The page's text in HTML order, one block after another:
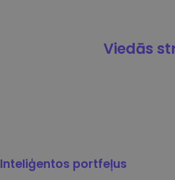
Viedās
Inteliģentos portfeļus